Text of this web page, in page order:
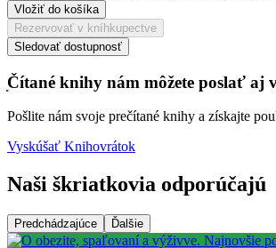
Vložiť do košíka
Rezervovať v kníhkupectve
Sledovať dostupnosť
Čítané knihy nám môžete poslať aj
Pošlite nám svoje prečítané knihy a získajte
Vyskúšať Knihovrátok
Naši škriatkovia odporúčajú
Predchádzajúce Ďalšie